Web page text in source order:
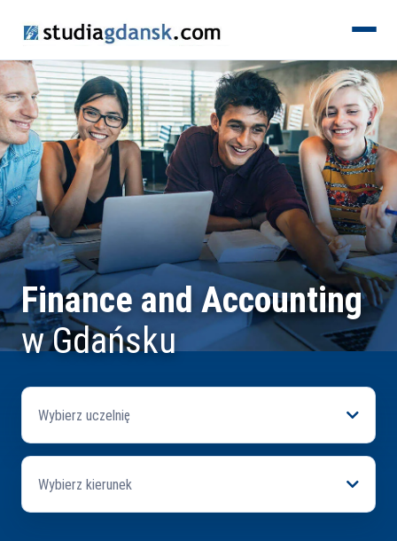
KIERUNKI
Finance and Accounting
w Gdańsku
Wybierz uczelnię
Wybierz kierunek